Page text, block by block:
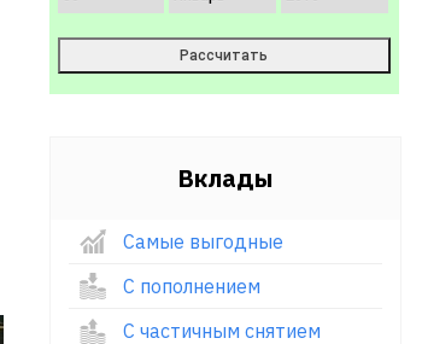
Вклады
Самые выгодные
С пополнением
С частичным снятием